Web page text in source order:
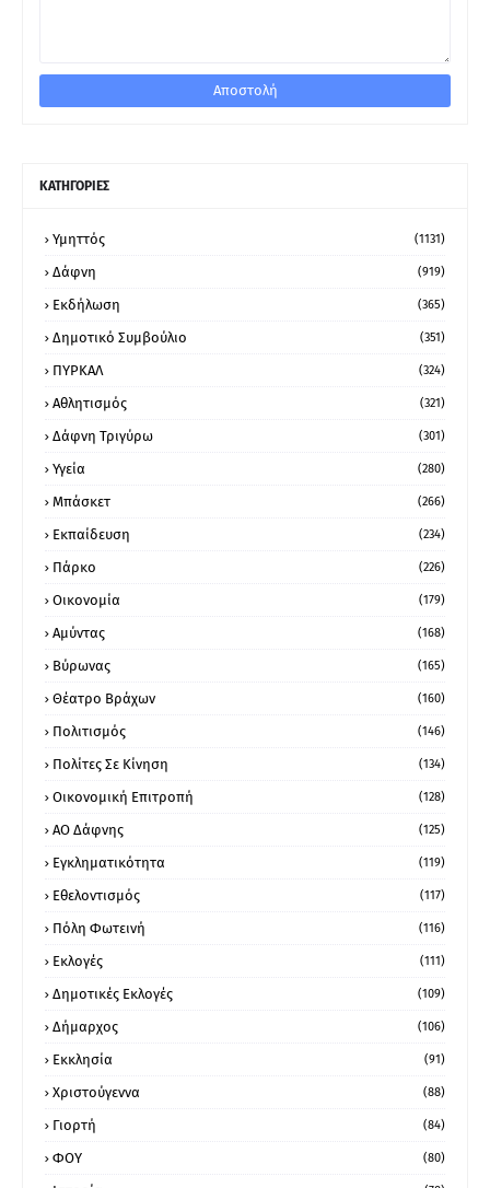
ΚΑΤΗΓΟΡΙΕΣ
Υμηττός (1131)
Δάφνη (919)
Εκδήλωση (365)
Δημοτικό Συμβούλιο (351)
ΠΥΡΚΑΛ (324)
Αθλητισμός (321)
Δάφνη Τριγύρω (301)
Υγεία (280)
Μπάσκετ (266)
Εκπαίδευση (234)
Πάρκο (226)
Οικονομία (179)
Αμύντας (168)
Βύρωνας (165)
Θέατρο Βράχων (160)
Πολιτισμός (146)
Πολίτες Σε Κίνηση (134)
Οικονομική Επιτροπή (128)
ΑΟ Δάφνης (125)
Εγκληματικότητα (119)
Εθελοντισμός (117)
Πόλη Φωτεινή (116)
Εκλογές (111)
Δημοτικές Εκλογές (109)
Δήμαρχος (106)
Εκκλησία (91)
Χριστούγεννα (88)
Γιορτή (84)
ΦΟΥ (80)